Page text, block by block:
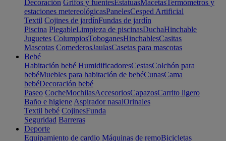
Decoración Grifos y fuentesEstatuasMacetasTermómetros y
estaciones metereológicasPanelesCesped Artificial
Textil Cojines de jardínFundas de jardín
Piscina PlegableLimpieza de piscinasDuchaHinchable
Juguetes ColumpiosToboganesHinchablesCasitas
Mascotas ComederosJaulasCasetas para mascotas
Bebé
Habitación bebé HumidificadoresCestasColchón para
bebéMuebles para habitación de bebéCunasCama
bebéDecoración bebé
Paseo CocheMochilasAccesoriosCapazosCarrito ligero
Baño e higiene Aspirador nasalOrinales
Textil bebé CojinesFunda
Seguridad Barreras
Deporte
Equipamiento de cardio Máquinas de remoBicicletas